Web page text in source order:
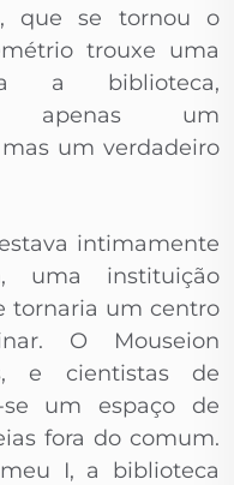
que se tornou o
trouxe uma
a biblioteca,
apenas um
um verdadeiro
intimamente
uma instituição
tornaria um centro
O Mouseion
e cientistas de
se um espaço de
fora do comum.
I, a biblioteca